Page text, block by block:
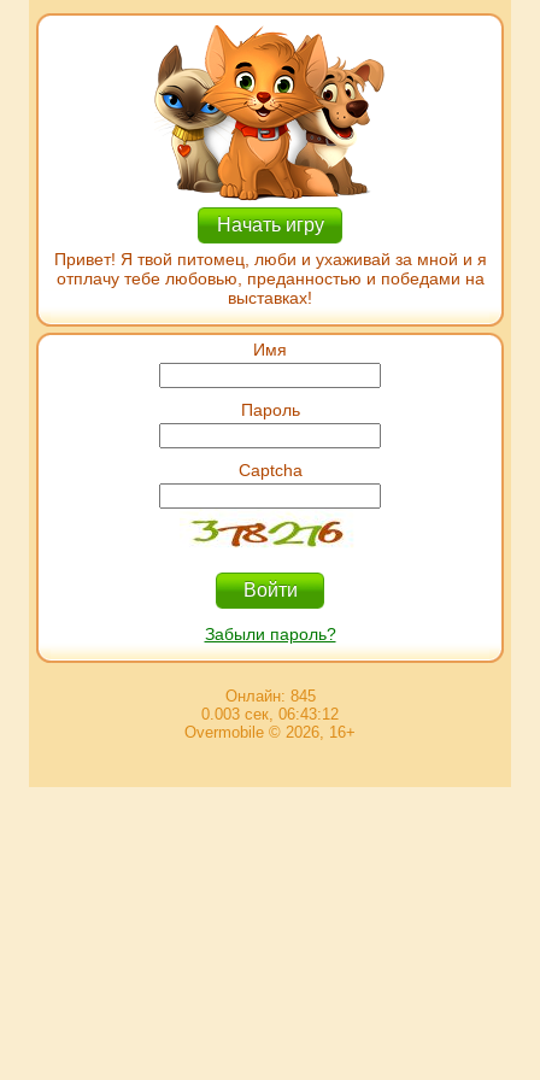
Начать игру
Привет! Я твой питомец, люби и ухаживай за мной и я
отплачу тебе любовью, преданностью и победами на
выставках!
Имя
Пароль
Captcha
Забыли пароль?
Онлайн: 845
0.003 сек, 06:43:12
Overmobile © 2026, 16+